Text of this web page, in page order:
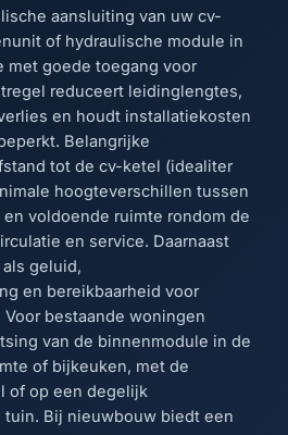
aansluiting van uw cv-
of hydraulische module in
met goede toegang voor
reduceert leidinglengtes,
en houdt installatiekosten
Belangrijke
tot de cv-ketel (idealiter
hoogteverschillen tussen
voldoende ruimte rondom de
en service. Daarnaast
geluid,
en bereikbaarheid voor
bestaande woningen
van de binnenmodule in de
of bijkeuken, met de
of op een degelijk
Bij nieuwbouw biedt een